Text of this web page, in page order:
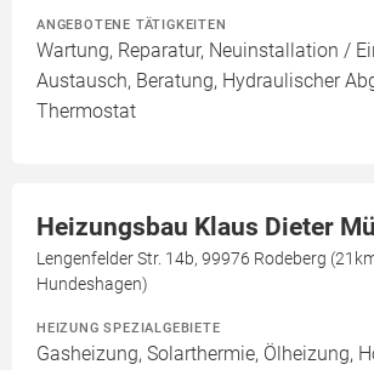
ANGEBOTENE TÄTIGKEITEN
Wartung, Reparatur, Neuinstallation /
Austausch, Beratung, Hydraulischer
Thermostat
Heizungsbau Klaus Dieter
Lengenfelder Str. 14b, 99976 Rodeberg
Hundeshagen)
HEIZUNG SPEZIALGEBIETE
Gasheizung, Solarthermie, Ölheizung,